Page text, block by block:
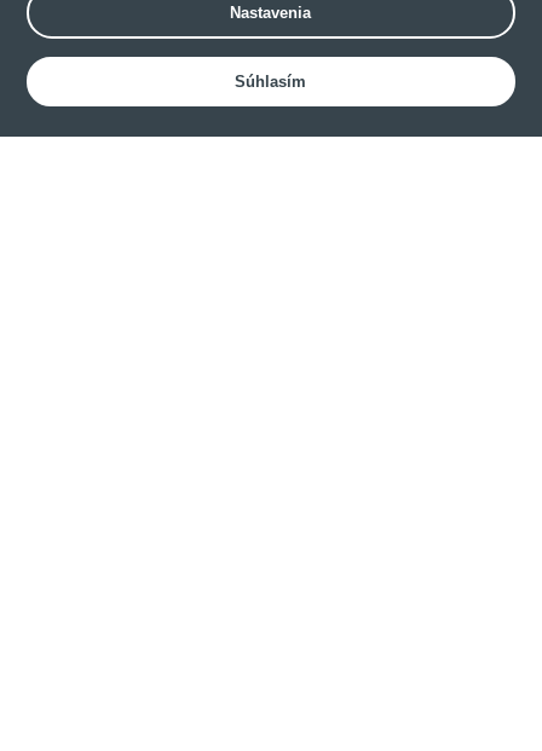
Hotel websites • Hotel applications • Book direct • Channel manager •
Upselling
Nastavenia
Súhlasím